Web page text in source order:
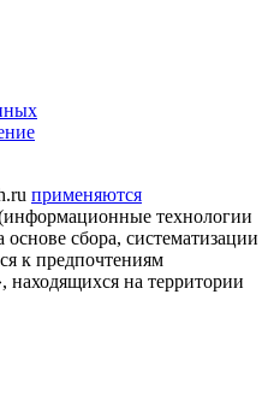
применяются
технологии
сбора, систематизации
к предпочтениям
находящихся на территории